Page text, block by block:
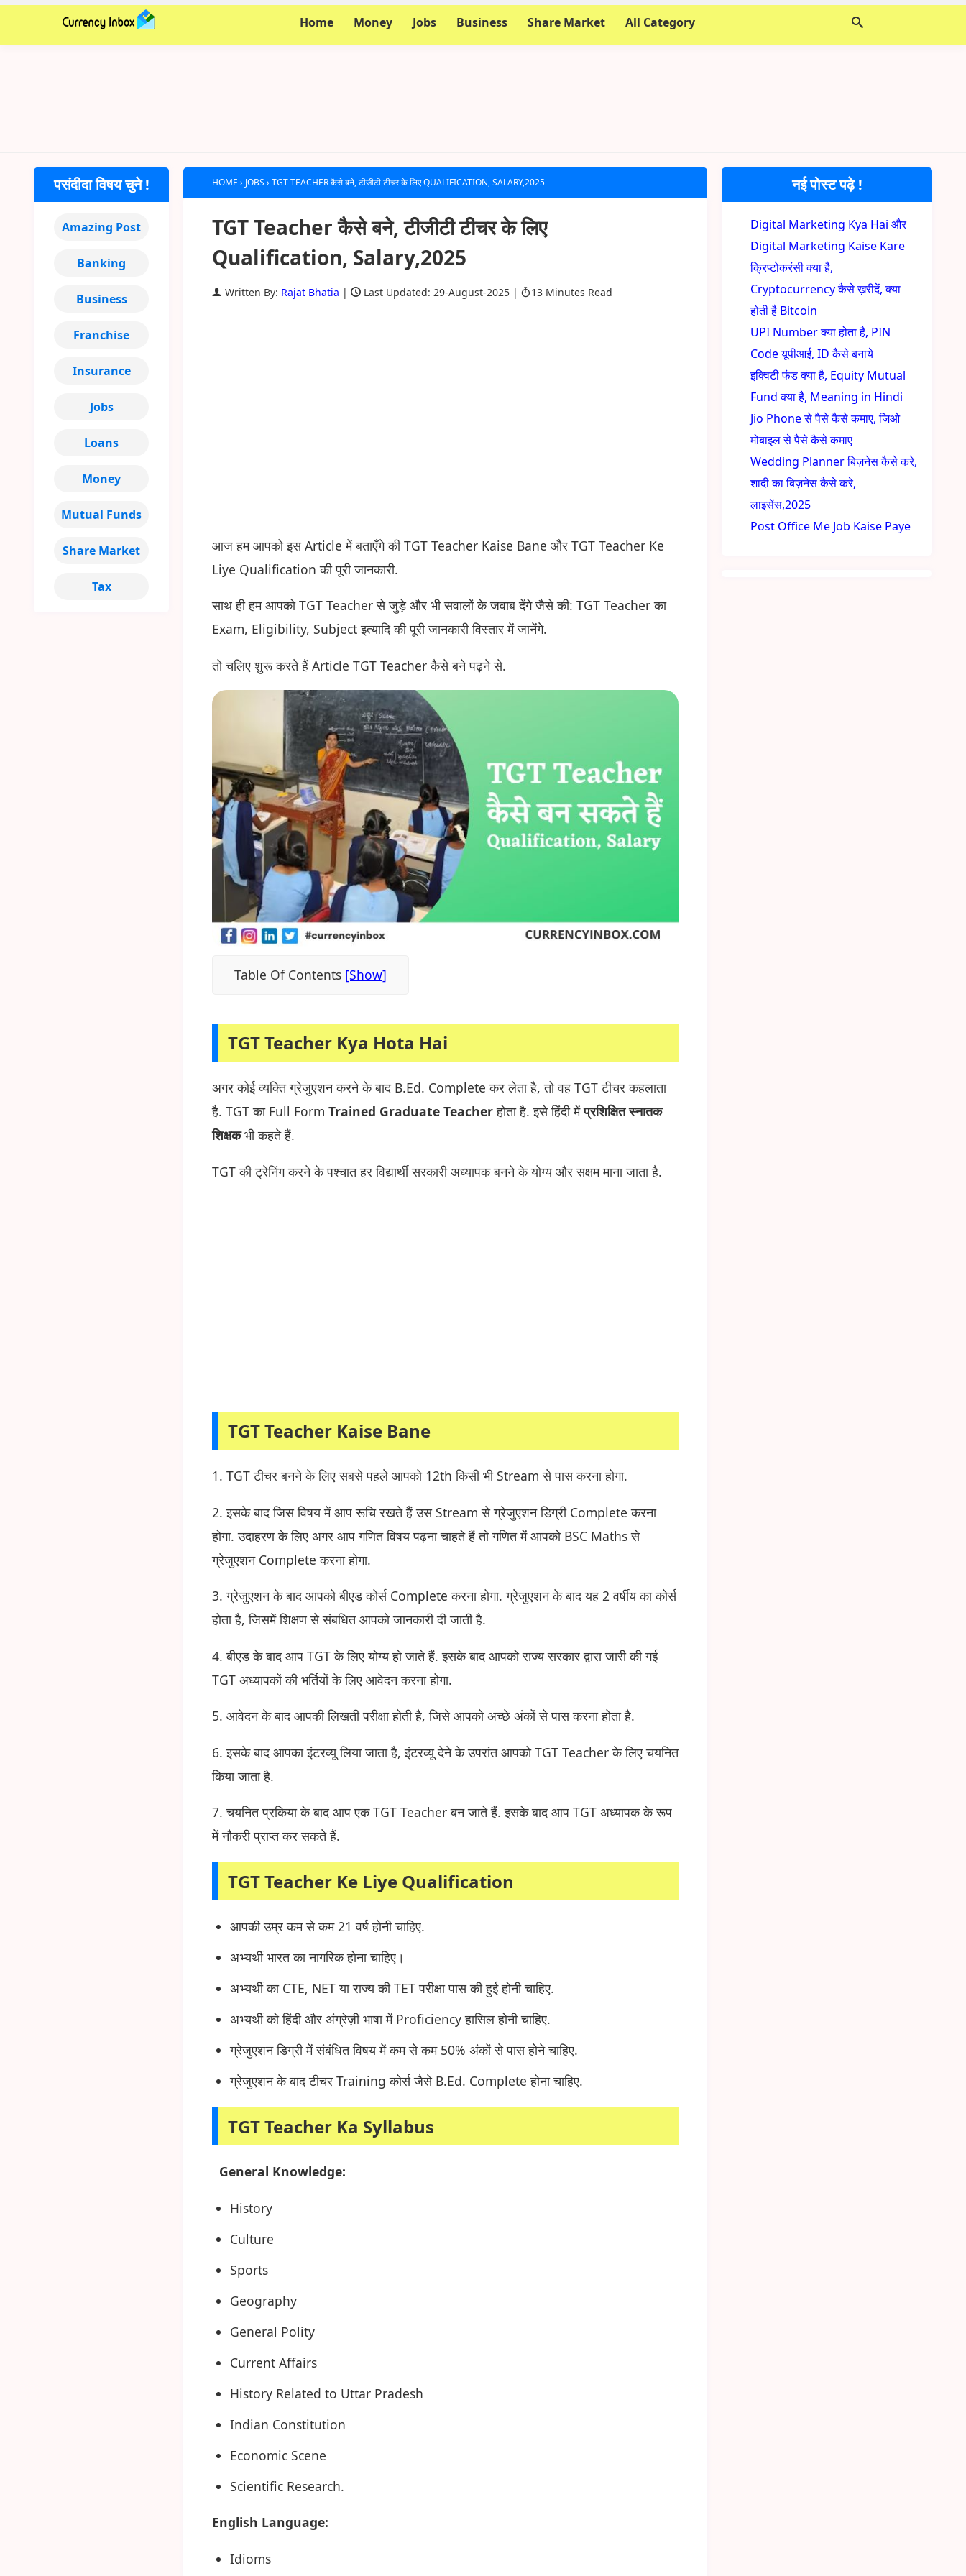
Home Money Jobs Business Share Market All Category
HOME › JOBS ›TGT TEACHER कैसे बने, टीजीटी टीचर के लिए QUALIFICATION, SALARY,2025
TGT Teacher कैसे बने, टीजीटी टीचर के लिए
Qualification, Salary,2025
Written By: Rajat Bhatia | Last Updated: 29-August-2025 | 13 Minutes Read
आज हम आपको इस Article में बताएँगे की TGT Teacher Kaise Bane और TGT Teacher Ke
Liye Qualification की पूरी जानकारी.
साथ ही हम आपको TGT Teacher से जुड़े और भी सवालों के जवाब देंगे जैसे की: TGT Teacher का
Exam, Eligibility, Subject इत्यादि की पूरी जानकारी विस्तार में जानेंगे.
तो चलिए शुरू करते हैं Article TGT Teacher कैसे बने पढ़ने से.
Table Of Contents
TGT Teacher Kya Hota Hai
अगर कोई व्यक्ति ग्रेजुएशन करने के बाद B.Ed. Complete कर लेता है, तो वह TGT टीचर कहलाता
है. TGT का Full FormTrained Graduate Teacherहोता है. इसे हिंदी मेंप्रशिक्षित स्नातक
शिक्षकभी कहते हैं.
TGT की ट्रेनिंग करने के पश्चात हर विद्यार्थी सरकारी अध्यापक बनने के योग्य और सक्षम माना जाता है.
TGT Teacher Kaise Bane
1. TGT टीचर बनने के लिए सबसे पहले आपको 12th किसी भी Stream से पास करना होगा.
2. इसके बाद जिस विषय में आप रूचि रखते हैं उस Stream से ग्रेजुएशन डिग्री Complete करना
होगा. उदाहरण के लिए अगर आप गणित विषय पढ़ना चाहते हैं तो गणित में आपको BSC Maths से
ग्रेजुएशन Complete करना होगा.
3. ग्रेजुएशन के बाद आपको बीएड कोर्स Complete करना होगा. ग्रेजुएशन के बाद यह 2 वर्षीय का कोर्स
होता है, जिसमें शिक्षण से संबधित आपको जानकारी दी जाती है.
4. बीएड के बाद आप TGT के लिए योग्य हो जाते हैं. इसके बाद आपको राज्य सरकार द्वारा जारी की गई
TGT अध्यापकों की भर्तियों के लिए आवेदन करना होगा.
5. आवेदन के बाद आपकी लिखती परीक्षा होती है, जिसे आपको अच्छे अंकों से पास करना होता है.
6. इसके बाद आपका इंटरव्यू लिया जाता है, इंटरव्यू देने के उपरांत आपको TGT Teacher के लिए चयनित
किया जाता है.
7. चयनित प्रकिया के बाद आप एक TGT Teacher बन जाते हैं. इसके बाद आप TGT अध्यापक के रूप
में नौकरी प्राप्त कर सकते हैं.
TGT Teacher Ke Liye Qualification
आपकी उम्र कम से कम 21 वर्ष होनी चाहिए.
अभ्यर्थी भारत का नागरिक होना चाहिए।
अभ्यर्थी का CTE, NET या राज्य की TET परीक्षा पास की हुई होनी चाहिए.
अभ्यर्थी को हिंदी और अंग्रेज़ी भाषा में Proficiency हासिल होनी चाहिए.
ग्रेजुएशन डिग्री में संबंधित विषय में कम से कम 50% अंकों से पास होने चाहिए.
ग्रेजुएशन के बाद टीचर Training कोर्स जैसे B.Ed. Complete होना चाहिए.
TGT Teacher Ka Syllabus
General Knowledge:
History
Culture
Sports
Geography
General Polity
Current Affairs
History Related to Uttar Pradesh
Indian Constitution
Economic Scene
Scientific Research.
English Language:
Idioms
नई पोस्ट पढ़े !
Digital Marketing Kya Hai और
Digital Marketing Kaise Kare
क्रिप्टोकरंसी क्या है,
Cryptocurrency कैसे ख़रीदें, क्या
होती है Bitcoin
UPI Number क्या होता है, PIN
Code यूपीआई, ID कैसे बनाये
इक्विटी फंड क्या है, Equity Mutual
Fund क्या है, Meaning in Hindi
Jio Phone से पैसे कैसे कमाए, जिओ
मोबाइल से पैसे कैसे कमाए
Wedding Planner बिज़नेस कैसे करे,
शादी का बिज़नेस कैसे करे,
लाइसेंस,2025
Post Office Me Job Kaise Paye
पसंदीदा विषय चुने !
Amazing Post
Banking
Business
Franchise
Insurance
Jobs
Loans
Money
Mutual Funds
Share Market
Tax